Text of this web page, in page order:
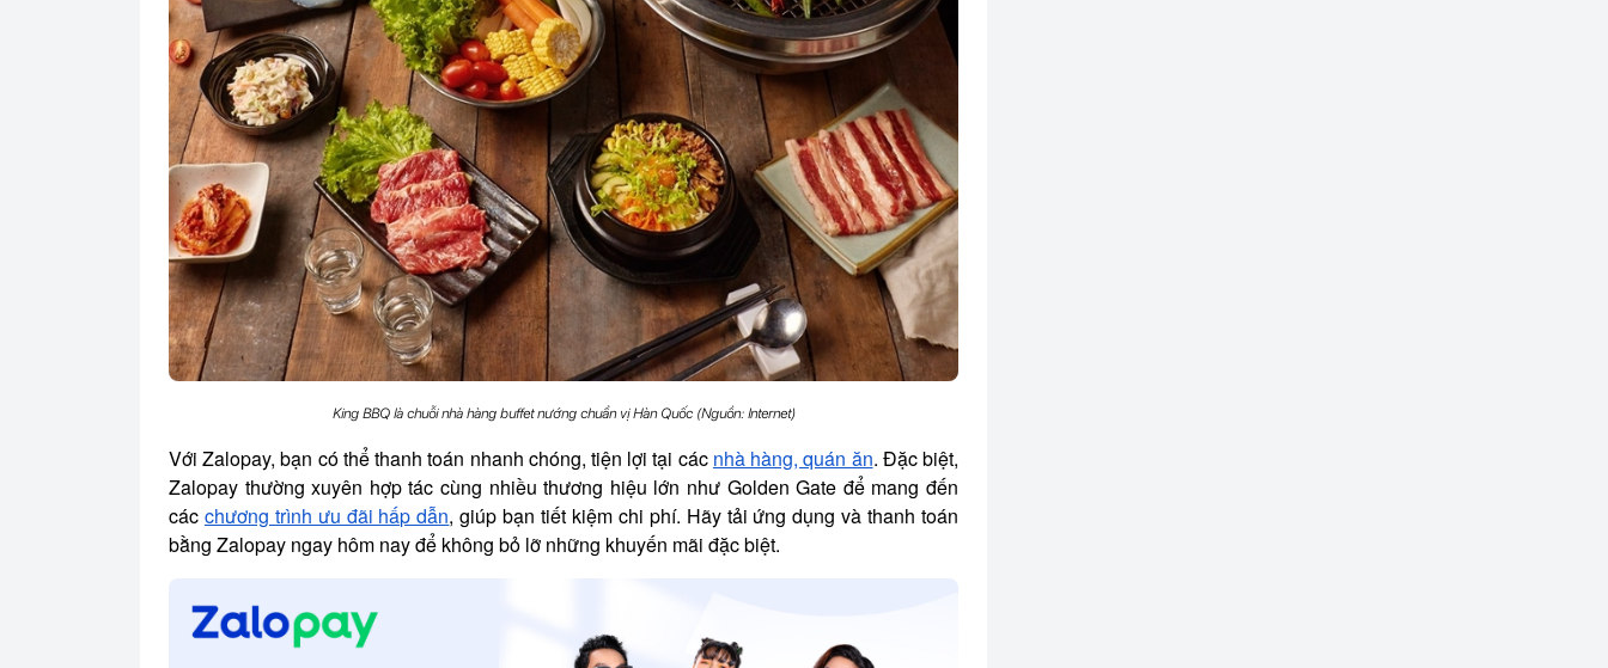
King BBQ là chuỗi nhà hàng buffet nướng chuẩn vị Hàn Quốc (Nguồn: Internet)
Với Zalopay, bạn có thể thanh toán nhanh chóng, tiện lợi tại các nhà hàng, quán ăn. Đặc biệt,
Zalopay thường xuyên hợp tác cùng nhiều thương hiệu lớn như Golden Gate để mang đến
các chương trình ưu đãi hấp dẫn, giúp bạn tiết kiệm chi phí. Hãy tải ứng dụng và thanh toán
bằng Zalopay ngay hôm nay để không bỏ lỡ những khuyến mãi đặc biệt.